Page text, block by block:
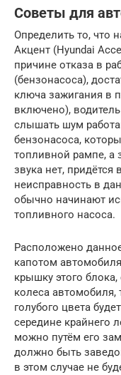
Советы для
Определить то, что
Акцент (Hyundai
причине отказа в
(бензонасоса),
ключа зажигания в
включено),
слышать шум
бензонасоса,
топливной рампе, а
звука нет, придётся
неисправность в
обычно начинают
топливного насоса.
Расположено
капотом
крышку этого
колеса автомобиля,
голубого цвета
середине крайнего
можно путём его
должно быть
в этом случае не